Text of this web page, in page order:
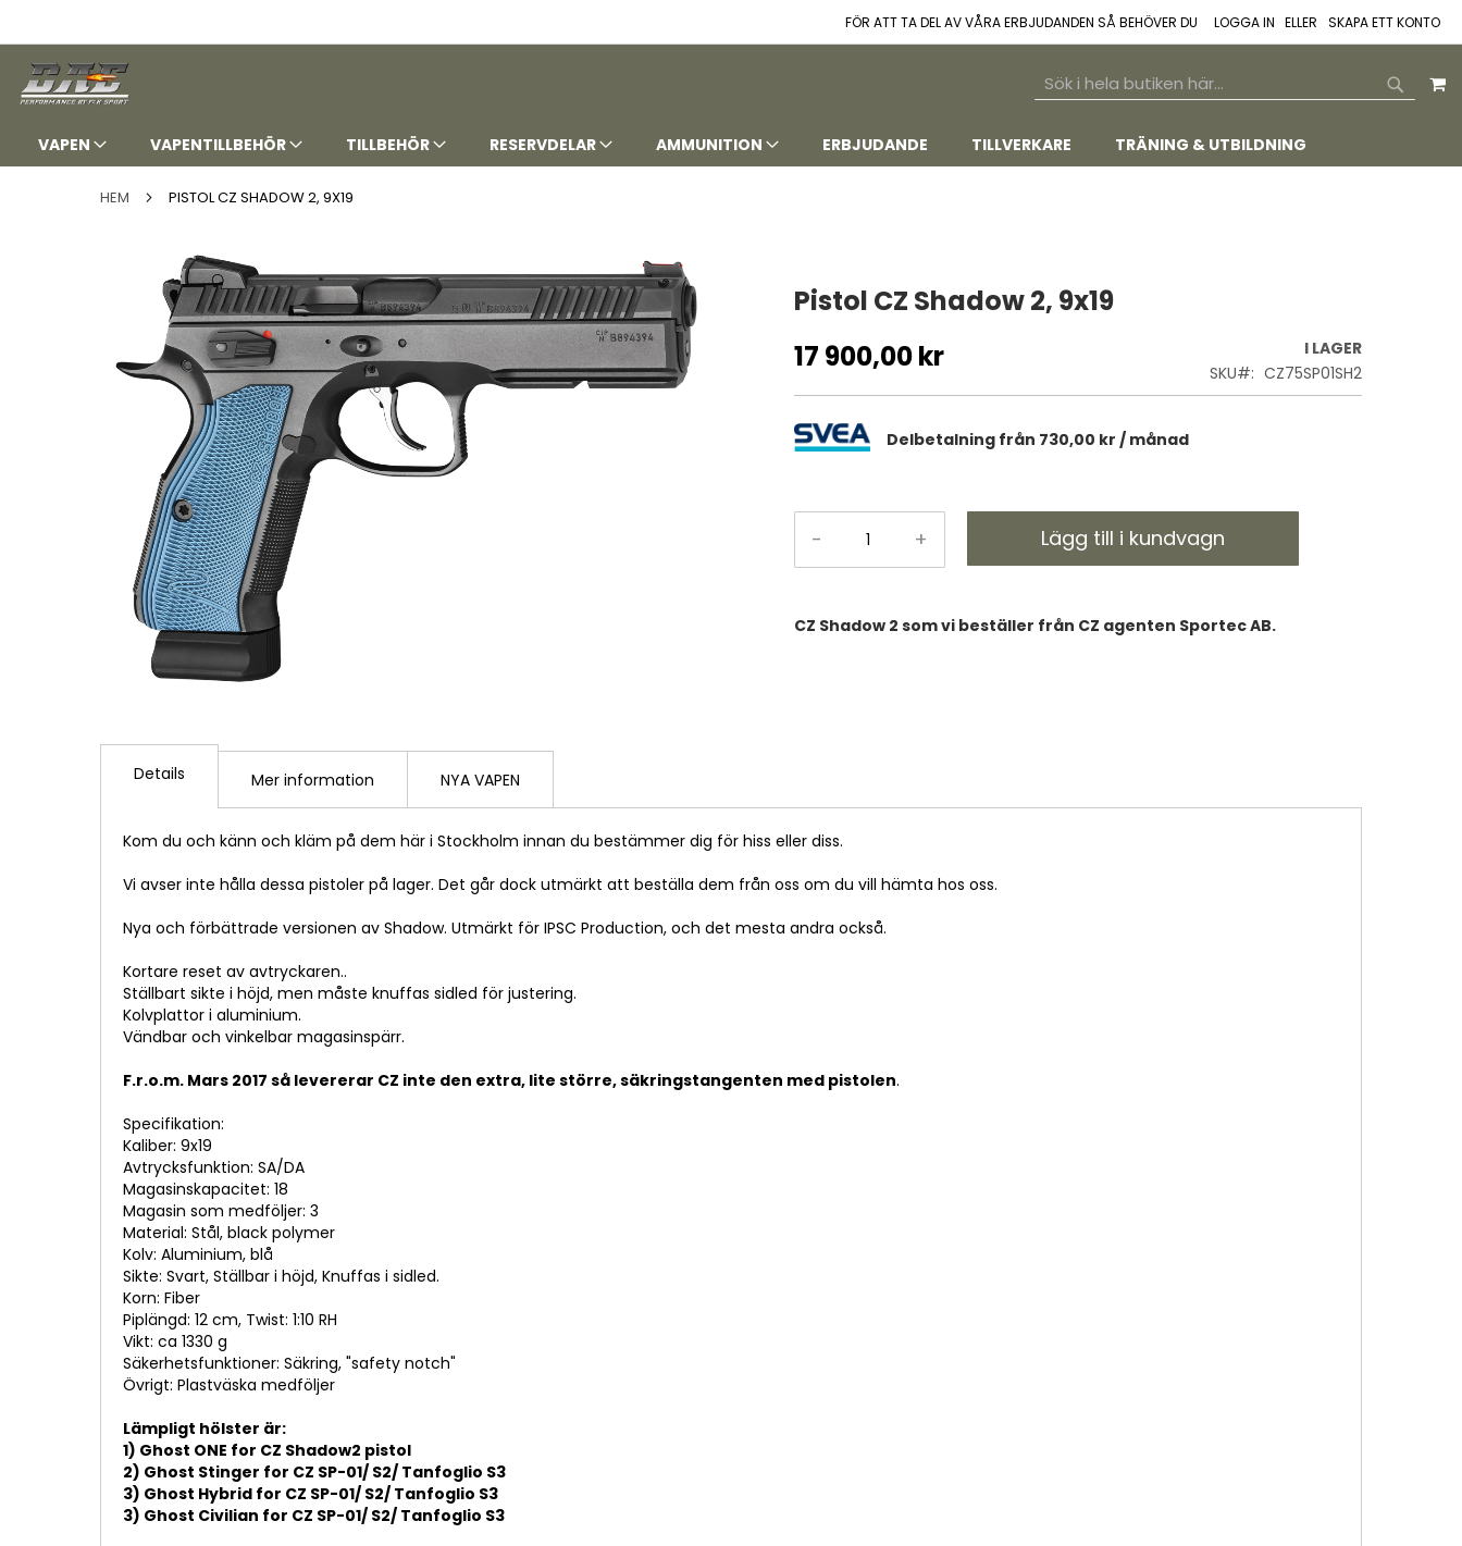
TILL
INNEHÅLLET
FÖR ATT TA DEL AV VÅRA ERBJUDANDEN SÅ BEHÖVER DU LOGGA IN SKAPA ETT KONTO
SEARCH
VAPEN VAPENTILLBEHÖR TILLBEHÖR RESERVDELAR AMMUNITION ERBJUDANDE TILLVERKARE TRÄNING & UTBILDNING
HEM PISTOL CZ SHADOW 2, 9X19
bildgalleriet
början
Pistol CZ Shadow 2, 9x19
17 900,00 kr
I LAGER
SKU
CZ75SP01SH2
Delbetalning från 730,00 kr / månad
- + Lägg till i kundvagn
CZ Shadow 2 som vi beställer från CZ agenten Sportec AB.
Details
Kom du och känn och kläm på dem här i Stockholm innan du bestämmer dig för hiss eller diss.
Vi avser inte hålla dessa pistoler på lager. Det går dock utmärkt att beställa dem från oss om du vill hämta hos oss.
Nya och förbättrade versionen av Shadow. Utmärkt för IPSC Production, och det mesta andra också.
Kortare reset av avtryckaren..
Ställbart sikte i höjd, men måste knuffas sidled för justering.
Kolvplattor i aluminium.
Vändbar och vinkelbar magasinspärr.
F.r.o.m. Mars 2017 så levererar CZ inte den extra, lite större, säkringstangenten med pistolen.
Specifikation:
Kaliber: 9x19
Avtrycksfunktion: SA/DA
Magasinskapacitet: 18
Magasin som medföljer: 3
Material: Stål, black polymer
Kolv: Aluminium, blå
Sikte: Svart, Ställbar i höjd, Knuffas i sidled.
Korn: Fiber
Piplängd: 12 cm, Twist: 1:10 RH
Vikt: ca 1330 g
Säkerhetsfunktioner: Säkring, "safety notch"
Övrigt: Plastväska medföljer
Lämpligt hölster är:
1) Ghost ONE for CZ Shadow2 pistol
2) Ghost Stinger for CZ SP-01/ S2/ Tanfoglio S3
3) Ghost Hybrid for CZ SP-01/ S2/ Tanfoglio S3
3) Ghost Civilian for CZ SP-01/ S2/ Tanfoglio S3
Mer information NYA VAPEN